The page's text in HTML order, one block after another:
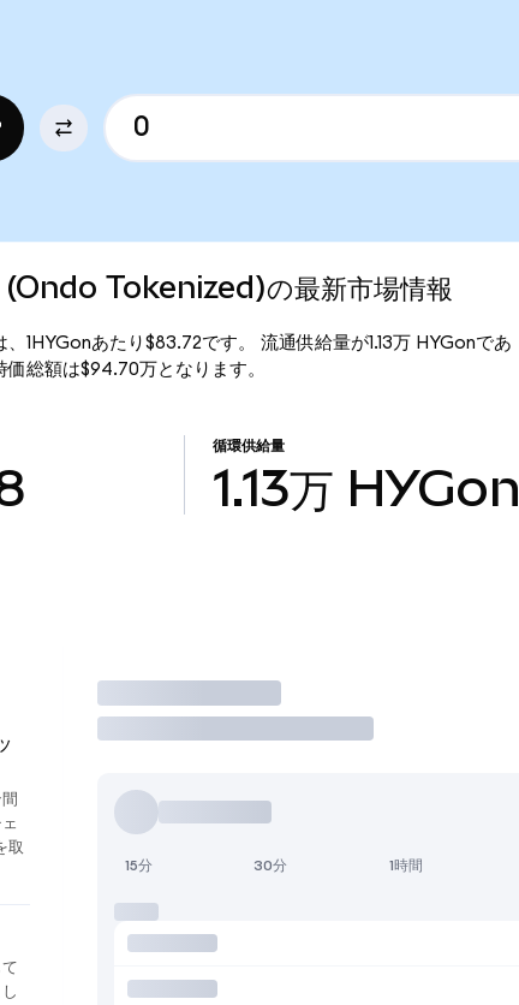
Tokenized)の最新市場情報
あたり$83.72です。 流通供給量が1.13万 HYGonであ
総額は$94.70万となります。
循環供給量
1.13万 HYGon
取
取引
15分 30分 1時間